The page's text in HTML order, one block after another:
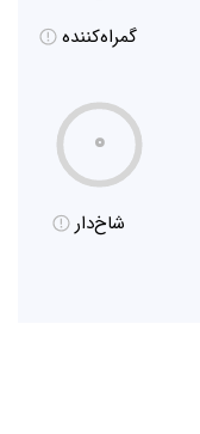
گمراه‌کننده
۰
شاخ‌دار